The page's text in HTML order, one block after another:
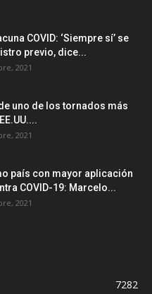
COVID: ‘Siempre sí’ se
previo, dice...
2021
uno de los tornados más
2021
país con mayor aplicación
COVID-19: Marcelo...
2021
7282